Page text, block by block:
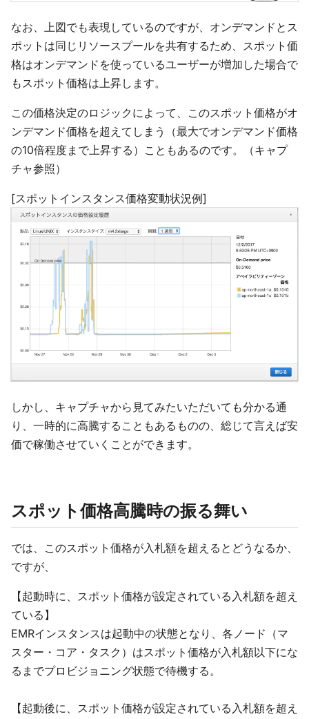
なお、上図でも表現しているのですが、オンデマンドとス
ポットは同じリソースプールを共有するため、スポット価
格はオンデマンドを使っているユーザーが増加した場合で
もスポット価格は上昇します。
この価格決定のロジックによって、このスポット価格がオ
ンデマンド価格を超えてしまう（最大でオンデマンド価格
の10倍程度まで上昇する）こともあるのです。（キャプ
チャ参照）
[スポットインスタンス価格変動状況例]
しかし、キャプチャから見てみたいただいても分かる通
り、一時的に高騰することもあるものの、総じて言えば安
価で稼働させていくことができます。
スポット価格高騰時の振る舞い
では、このスポット価格が入札額を超えるとどうなるか、
ですが、
【起動時に、スポット価格が設定されている入札額を超え
ている】
EMRインスタンスは起動中の状態となり、各ノード（マ
スター・コア・タスク）はスポット価格が入札額以下にな
るまでプロビジョニング状態で待機する。
【起動後に、スポット価格が設定されている入札額を超え